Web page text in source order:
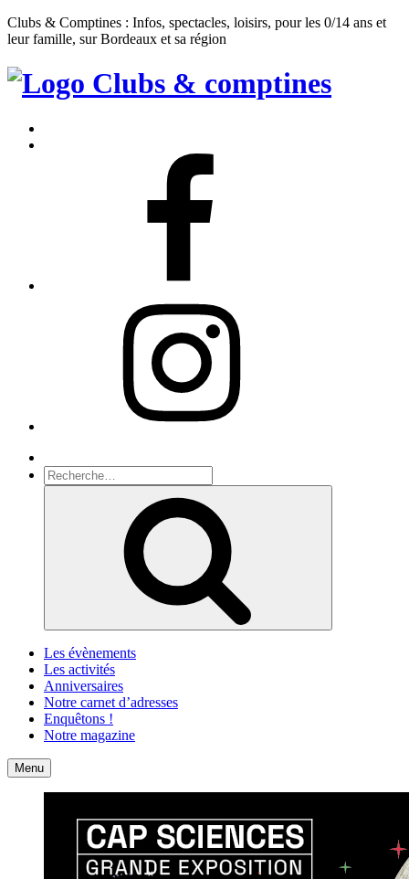
Clubs & Comptines : Infos, spectacles, loisirs, pour les 0/14 ans et
leur famille, sur Bordeaux et sa région
Clubs
Comptines
Recherche
pour
Les évènements
Les activités
Anniversaires
Notre carnet d’adresses
Enquêtons !
Notre magazine
Accueil
Menu Contact